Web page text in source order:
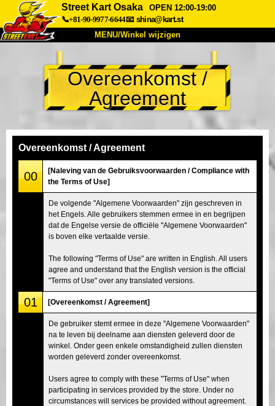
Street Kart Osaka
OPEN 12:00-19:00
📞+81-90-9977-6644📧 shina@kart.st
MENU/Winkel wijzigen
Over Specificaties Prijzen
Toegang Ervaringen FAQ
Winkel wijzigen
Tokyo Akihabara#2
Tokyo Shibuya Annex Tokyo Bay
Tokyo Asakusa Osaka
Overeenkomst /
Agreement
Overeenkomst / Agreement
00
[Naleving van de Gebruiksvoorwaarden / Compliance with
the Terms of Use]
De volgende "Algemene Voorwaarden" zijn geschreven in
het Engels. Alle gebruikers stemmen ermee in en begrijpen
dat de Engelse versie de officiële "Algemene Voorwaarden"
is boven elke vertaalde versie.
The following "Terms of Use" are written in English. All users
agree and understand that the English version is the official
"Terms of Use" over any translated versions.
01 [Overeenkomst / Agreement]
De gebruiker stemt ermee in deze "Algemene Voorwaarden"
na te leven bij deelname aan diensten geleverd door de
winkel. Onder geen enkele omstandigheid zullen diensten
worden geleverd zonder overeenkomst.
Users agree to comply with these "Terms of Use" when
participating in services provided by the store. Under no
circumstances will services be provided without agreement.